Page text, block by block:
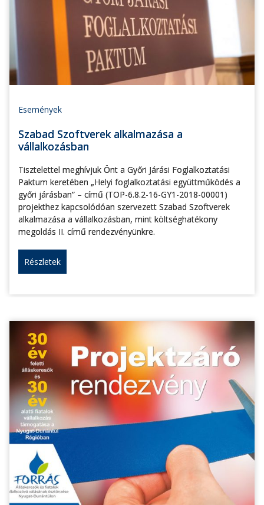
Események
Szabad Szoftverek alkalmazása a
vállalkozásban
Tisztelettel meghívjuk Önt a Győri Járási Foglalkoztatási
Paktum keretében „Helyi foglalkoztatási együttműködés a
győri járásban” – című (TOP-6.8.2-16-GY1-2018-00001)
projekthez kapcsolódóan szervezett Szabad Szoftverek
alkalmazása a vállalkozásban, mint költséghatékony
megoldás II. című rendezvényünkre.
Részletek